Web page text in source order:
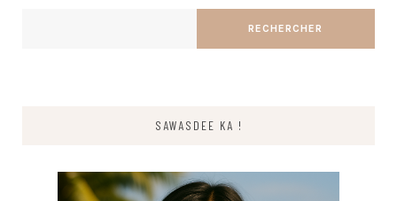
RECHERCHER
SAWASDEE KA !